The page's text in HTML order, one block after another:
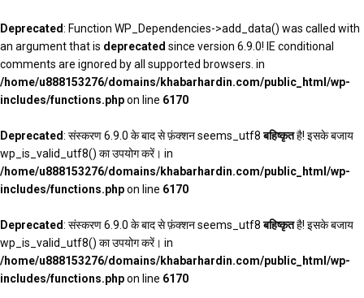
Deprecated: Function WP_Dependencies->add_data() was called with
an argument that is deprecated since version 6.9.0! IE conditional
comments are ignored by all supported browsers. in
/home/u888153276/domains/khabarhardin.com/public_html/wp-
includes/functions.phpon line 6170
Deprecated: संस्करण 6.9.0 के बाद से फ़ंक्शन seems_utf8बहिष्कृतहै! इसके बजाय
wp_is_valid_utf8() का उपयोग करें। in
/home/u888153276/domains/khabarhardin.com/public_html/wp-
includes/functions.phpon line 6170
Deprecated: संस्करण 6.9.0 के बाद से फ़ंक्शन seems_utf8बहिष्कृतहै! इसके बजाय
wp_is_valid_utf8() का उपयोग करें। in
/home/u888153276/domains/khabarhardin.com/public_html/wp-
includes/functions.phpon line 6170